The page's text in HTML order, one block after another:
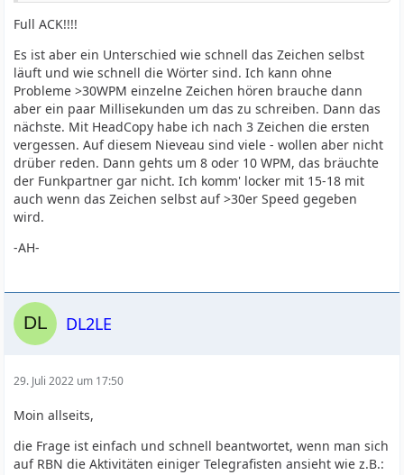
Full ACK!!!!
Es ist aber ein Unterschied wie schnell das Zeichen selbst
läuft und wie schnell die Wörter sind. Ich kann ohne
Probleme >30WPM einzelne Zeichen hören brauche dann
aber ein paar Millisekunden um das zu schreiben. Dann das
nächste. Mit HeadCopy habe ich nach 3 Zeichen die ersten
vergessen. Auf diesem Nieveau sind viele - wollen aber nicht
drüber reden. Dann gehts um 8 oder 10 WPM, das bräuchte
der Funkpartner gar nicht. Ich komm' locker mit 15-18 mit
auch wenn das Zeichen selbst auf >30er Speed gegeben
wird.
-AH-
DL2LE
29. Juli 2022 um 17:50
Moin allseits,
die Frage ist einfach und schnell beantwortet, wenn man sich
auf RBN die Aktivitäten einiger Telegrafisten ansieht wie z.B.: